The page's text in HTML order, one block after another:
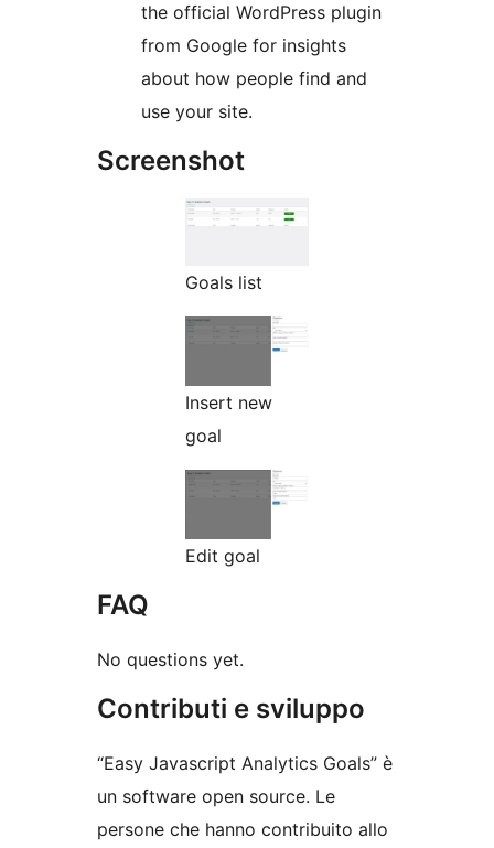
the official WordPress plugin
from Google for insights
about how people find and
use your site.
Screenshot
Goals list
Insert new
goal
Edit goal
FAQ
No questions yet.
Contributi e sviluppo
“Easy Javascript Analytics Goals” è
un software open source. Le
persone che hanno contribuito allo